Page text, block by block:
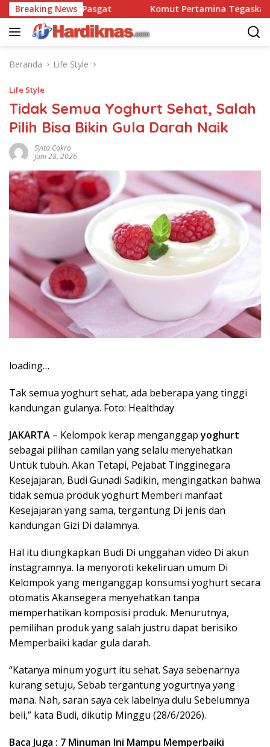
Langsung
ke
konten
Breaking News
90 Pasgat Komut Pertamina Tegaskan Tak
Beranda Life Style
Life Style
Tidak Semua Yoghurt Sehat, Salah
Pilih Bisa Bikin Gula Darah Naik
Syita Cokro
Juni 28, 2026
loading…
Tak semua yoghurt sehat, ada beberapa yang tinggi
kandungan gulanya. Foto: Healthday
JAKARTA – Kelompok kerap menganggapyoghurt
sebagai pilihan camilan yang selalu menyehatkan
Untuk tubuh. Akan Tetapi, Pejabat Tingginegara
Kesejajaran, Budi Gunadi Sadikin, mengingatkan bahwa
tidak semua produk yoghurt Memberi manfaat
Kesejajaran yang sama, tergantung Di jenis dan
kandungan Gizi Di dalamnya.
Hal itu diungkapkan Budi Di unggahan video Di akun
instagramnya. Ia menyoroti kekeliruan umum Di
Kelompok yang menganggap konsumsi yoghurt secara
otomatis Akansegera menyehatkan tanpa
memperhatikan komposisi produk. Menurutnya,
pemilihan produk yang salah justru dapat berisiko
Memperbaiki kadar gula darah.
“Katanya minum yogurt itu sehat. Saya sebenarnya
kurang setuju, Sebab tergantung yogurtnya yang
mana. Nah, saran saya cek labelnya dulu Sebelumnya
beli,” kata Budi, dikutip Minggu (28/6/2026).
Baca Juga : 7 Minuman Ini Mampu Memperbaiki